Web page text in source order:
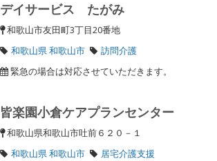
デイサービス たがみ
和歌山市友田町3丁目20番地
和歌山県 和歌山市
訪問介護
緊急の場合は対応させていただきます。
皆楽園小倉ケアプランセンター
和歌山県和歌山市吐前６２０－１
和歌山県 和歌山市
居宅介護支援